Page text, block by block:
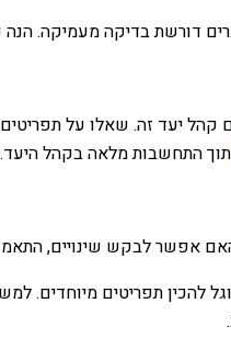
דורשת בדיקה מעמיקה.
יעד זה. שאלו על תפריטים
התחשבות מלאה בקהל היעד.
אפשר לבקש שינויים,
להכין תפריטים מיוחדים.